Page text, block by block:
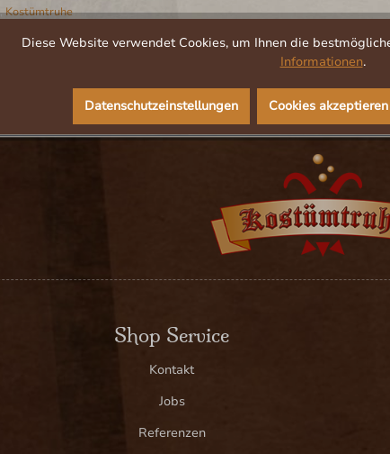
,Kostümtruhe
Shop Service
Kontakt
Jobs
Referenzen
Diese Website verwendet Cookies, um Ihnen die
Informationen.
Datenschutzeinstellungen Cookies akzeptieren